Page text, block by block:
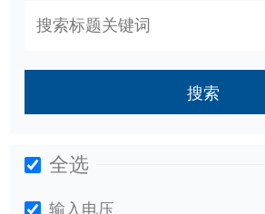
搜索
全选
输入电压